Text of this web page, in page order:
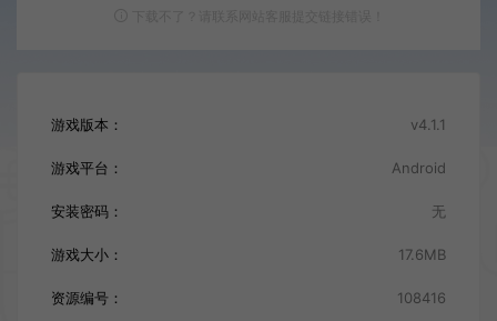
游戏版本： v4.1.1
游戏平台： Android
安装密码： 无
游戏大小： 17.6MB
资源编号： 108416